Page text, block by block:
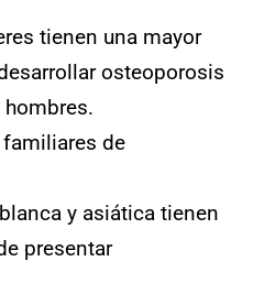
tienen una mayor
osteoporosis
familiares de
y asiática tienen
presentar